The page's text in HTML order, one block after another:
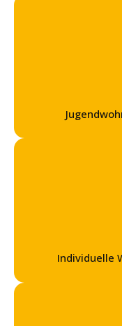
Individuelle